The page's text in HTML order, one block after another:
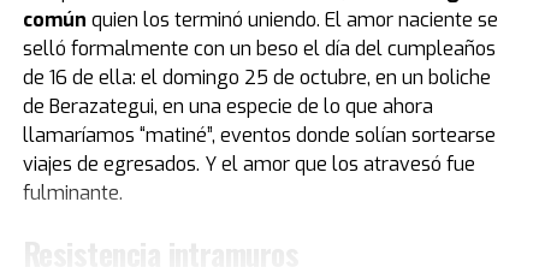
caótico.
Guillermo Coppola, exmanager del Diez, tuvo
que convencer al mismísimo Enzo Ferrari de pintar de
negro un modelo que solo conocía el rojo. Luego,
gestionó la venta del coche en un aeropuerto por un
precio mayor al que había pagado originalmente, con el
fin de reconciliar a Ferlaino con Diego. Algo de esa
historia estuvo presente en Buenos Aires.
común quien los terminó uniendo. El amor naciente se
selló formalmente con un beso el día del cumpleaños
de 16 de ella: el domingo 25 de octubre, en un boliche
de Berazategui, en una especie de lo que ahora
llamaríamos “matiné”, eventos donde solían sortearse
viajes de egresados. Y el amor que los atravesó fue
fulminante.